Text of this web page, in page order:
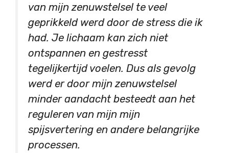
van mijn zenuwstelsel te veel
geprikkeld werd door de stress die ik
had. Je lichaam kan zich niet
ontspannen en gestresst
tegelijkertijd voelen. Dus als gevolg
werd er door mijn zenuwstelsel
minder aandacht besteedt aan het
reguleren van mijn mijn
spijsvertering en andere belangrijke
processen.